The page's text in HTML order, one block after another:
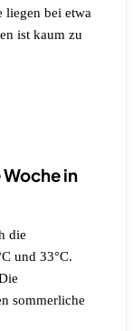
liegen bei etwa
ist kaum zu
in
die
und 33°C.
sommerliche